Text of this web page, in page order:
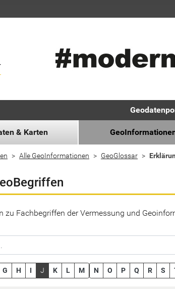
& Karten
Alle GeoInformationen GeoGlossar
zu Fachbegriffen der Vermessung und
G H I J K L M N O P Q R S